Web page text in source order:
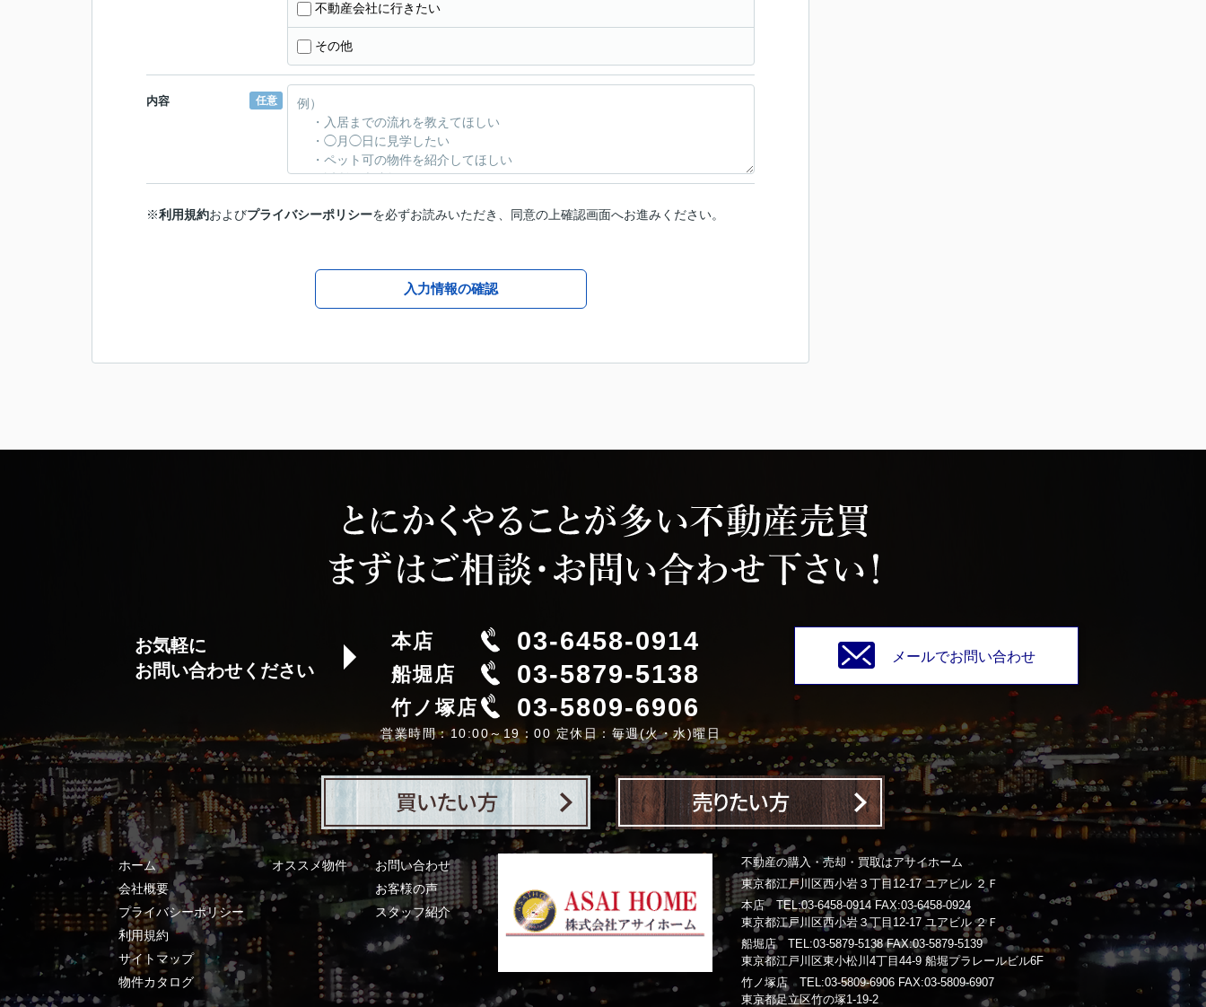
不動産会社に行きたい
その他
内容 任意
※利用規約およびプライバシーポリシーを必ずお読みいただき、同意の上確認画面へお進みください。
入力情報の確認
お気軽に
お問い合わせください
本店 03-6458-0914
船堀店 03-5879-5138
竹ノ塚店 03-5809-6906
営業時間：10:00～19：00 定休日：毎週(火・水)曜日
メールでお問い合わせ
ホーム
会社概要
プライバシーポリシー
利用規約
サイトマップ
物件カタログ
オススメ物件
お問い合わせ
お客様の声
スタッフ紹介
不動産の購入・売却・買取はアサイホーム
東京都江戸川区西小岩３丁目12-17 ユアビル ２Ｆ
本店 TEL:03-6458-0914 FAX:03-6458-0924
東京都江戸川区西小岩３丁目12-17 ユアビル ２Ｆ
船堀店 TEL:03-5879-5138 FAX:03-5879-5139
東京都江戸川区東小松川4丁目44-9 船堀プラレールビル6F
竹ノ塚店 TEL:03-5809-6906 FAX:03-5809-6907
東京都足立区竹の塚1-19-2